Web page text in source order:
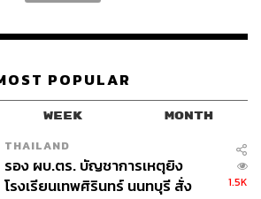
ตะพันธ์ ประธานเจ้าหน้าที่บริหาร
(Jaymart Mobile) ซึ่งเป็นบริษัทใน
รือ JMART กล่าวว่า มาตรการที่จะ
มาร์ท คือการปิดห้าง เนื่องจากช่อง
ารถดำเนินการได้ แม้จะมีการขาย
เสริม แต่ก็ยังเป็นสัดส่วนที่น้อย
POPULAR
WEEK MONTH
THAILAND
รอง ผบ.ตร. บัญชาการเหตุยิง
โรงเรียนเทพศิรินทร์ นนทบุรี สั่ง
1.5K